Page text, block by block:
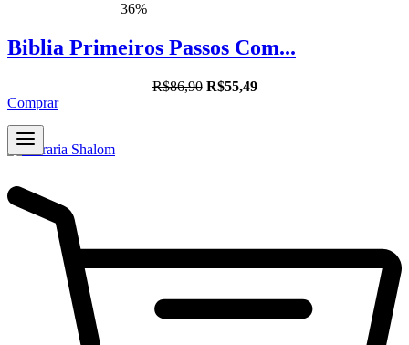
36%
Biblia Primeiros Passos Com...
R$86,90 R$55,49
Comprar